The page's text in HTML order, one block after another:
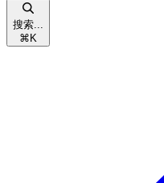
搜索...
⌘ K